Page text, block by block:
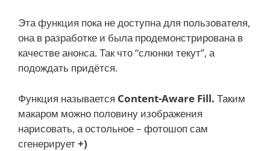
Эта функция пока не доступна для пользователя,
она в разработке и была продемонстрирована в
качестве анонса. Так что “слюнки текут”, а
подождать придётся.
Функция называется Content-Aware Fill. Таким
макаром можно половину изображения
нарисовать, а остольное – фотошоп сам
сгенерирует+)